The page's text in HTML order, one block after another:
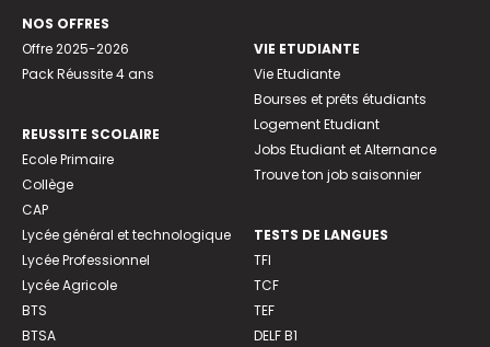
NOS OFFRES
Offre 2025-2026
Pack Réussite 4 ans
REUSSITE SCOLAIRE
Ecole Primaire
Collège
CAP
Lycée général et technologique
Lycée Professionnel
Lycée Agricole
BTS
BTSA
VIE ETUDIANTE
Vie Etudiante
Bourses et prêts étudiants
Logement Etudiant
Jobs Etudiant et Alternance
Trouve ton job saisonnier
TESTS DE LANGUES
TFI
TCF
TEF
DELF B1